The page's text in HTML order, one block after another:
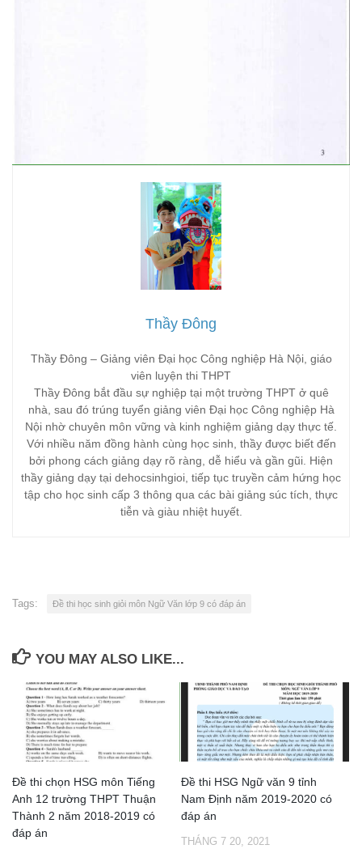
Thầy Đông
Thầy Đông – Giảng viên Đại học Công nghiệp Hà Nội, giáo
viên luyện thi THPT
Thầy Đông bắt đầu sự nghiệp tại một trường THPT ở quê
nhà, sau đó trúng tuyển giảng viên Đại học Công nghiệp Hà
Nội nhờ chuyên môn vững và kinh nghiệm giảng dạy thực tế.
Với nhiều năm đồng hành cùng học sinh, thầy được biết đến
bởi phong cách giảng dạy rõ ràng, dễ hiểu và gần gũi. Hiện
thầy giảng dạy tại dehocsinhgioi, tiếp tục truyền cảm hứng học
tập cho học sinh cấp 3 thông qua các bài giảng súc tích, thực
tiễn và giàu nhiệt huyết.
Tags: Đề thi học sinh giỏi môn Ngữ Văn lớp 9 có đáp án
YOU MAY ALSO LIKE...
Đề thi chọn HSG môn Tiếng
Anh 12 trường THPT Thuận
Thành 2 năm 2018-2019 có
đáp án
Đề thi HSG Ngữ văn 9 tỉnh
Nam Định năm 2019-2020 có
đáp án
THÁNG 7 20, 2021